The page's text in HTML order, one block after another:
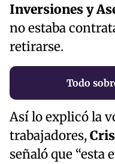
Inversiones y
no estaba
retirarse.
Todo
Así lo explicó la
trabajadores,
señaló que “esta